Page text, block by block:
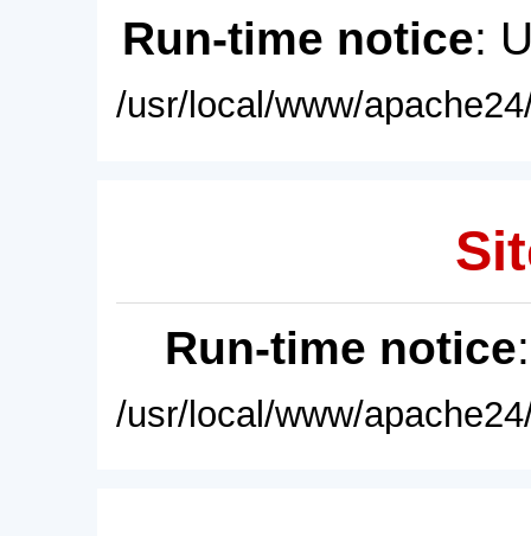
Run-time notice:
/usr/local/www/
Run-time notice
/usr/local/www/